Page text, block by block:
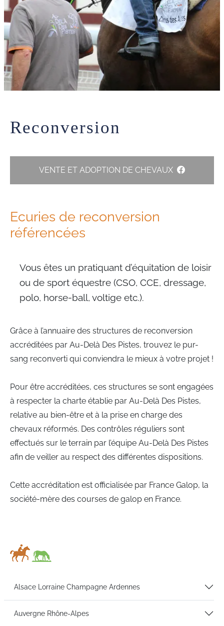
Reconversion
VENTE ET ADOPTION DE CHEVAUX
Ecuries de reconversion
référencées
Vous êtes un pratiquant d’équitation de loisir
ou de sport équestre (CSO, CCE, dressage,
polo, horse-ball, voltige etc.).
Grâce à l’annuaire des structures de reconversion
accréditées par Au-Delà Des Pistes, trouvez le pur-
sang reconverti qui conviendra le mieux à votre projet !
Pour être accréditées, ces structures se sont engagées
à respecter la charte établie par Au-Delà Des Pistes,
relative au bien-être et à la prise en charge des
chevaux réformés. Des contrôles réguliers sont
effectués sur le terrain par l’équipe Au-Delà Des Pistes
afin de veiller au respect des différentes dispositions.
Cette accréditation est officialisée par France Galop, la
société-mère des courses de galop en France.
Alsace Lorraine Champagne Ardennes
Auvergne Rhône-Alpes